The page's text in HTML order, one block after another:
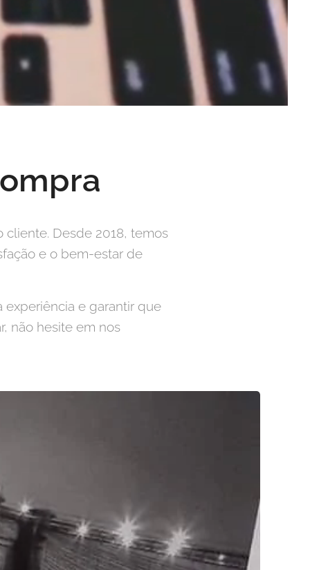
Desde 2018, temos
e o bem-estar de
e garantir que
não hesite em nos